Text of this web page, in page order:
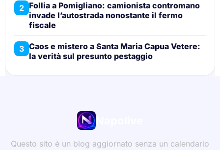
2 Follia a Pomigliano: camionista contromano
invade l’autostrada nonostante il fermo
fiscale
3 Caos e mistero a Santa Maria Capua Vetere:
la verità sul presunto pestaggio
Questo sito è un blog aggiornato senza un calendario